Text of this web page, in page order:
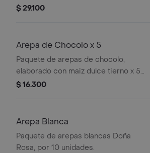
cerdo paquete x unidades, 500 g.
$ 29.100
Arepa de Chocolo x 5
Paquete de arepas de chocolo,
elaborado con maiz dulce tierno x 5
unidades, 500 g.
$ 16.300
Arepa Blanca
Paquete de arepas blancas Doña
Rosa, por 10 unidades.